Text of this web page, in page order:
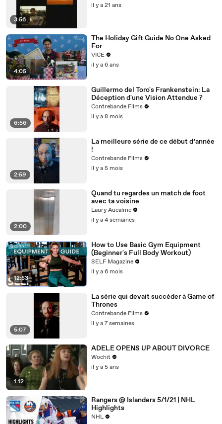
3:56
il y a 21 ans
4:05
The Holiday Gift Guide No One Asked
For
VICE
il y a 6 ans
6:56
Guillermo del Toro's Frankenstein: La
Déception d'une Vision Attendue ?
Contrebande Films
il y a 8 mois
2:59
La meilleure série de ce début d’année
!
Contrebande Films
il y a 5 mois
2:00
Quand tu regardes un match de foot
avec ta voisine
Laury Aucalme
il y a 4 semaines
12:53
How to Use Basic Gym Equipment
(Beginner's Full Body Workout)
SELF Magazine
il y a 6 mois
5:07
La série qui devait succéder à Game of
Thrones
Contrebande Films
il y a 7 semaines
1:12
ADELE OPENS UP ABOUT DIVORCE
Wochit
il y a 5 ans
Rangers @ Islanders 5/1/21 | NHL
Highlights
NHL